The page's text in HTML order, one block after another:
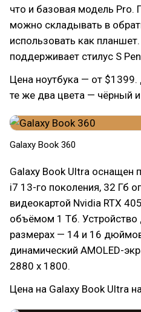
что и базовая модель Pro.
можно складывать в
использовать как
поддерживает стилус S
Цена ноутбука — от
те же два цвета — чёрный
Galaxy Book 360
Galaxy Book Ultra оснащен
i7 13-го поколения, 32 Гб
видеокартой Nvidia RTX
объёмом 1 Тб. Устройство
размерах — 14 и 16
динамический AMOLED-
2880 x 1800.
Цена на Galaxy Book Ultra